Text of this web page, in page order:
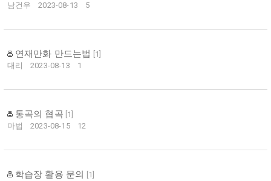
남건우
2023-08-13 5
연재만화 만드는법 1
대리
2023-08-13 1
통곡의 협곡 1
마법
2023-08-15 12
학습장 활용 문의 1